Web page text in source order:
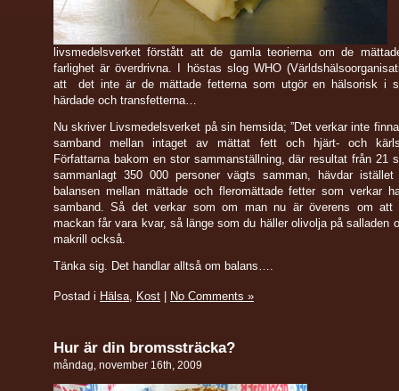
livsmedelsverket förstått att de gamla teorierna om de
farlighet är överdrivna. I höstas slog WHO
att det inte är de mättade fetterna som utgör en hälsorisk i
härdade och transfetterna…
Nu skriver Livsmedelsverket på sin hemsida; ”Det verkar inte
samband mellan intaget av mättat fett och hjärt- och
Författarna bakom en stor sammanställning, där resultat från 21
sammanlagt 350 000 personer vägts samman, hävdar
balansen mellan mättade och fleromättade fetter som verkar
samband. Så det verkar som om man nu är överens om att
mackan får vara kvar, så länge som du häller olivolja på salladen
makrill också.
Tänka sig. Det handlar alltså om balans….
Postad i Hälsa, Kost No Comments »
Hur är din bromssträcka?
måndag, november 16th, 2009